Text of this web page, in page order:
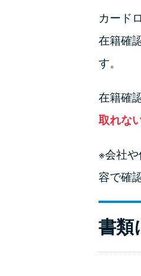
カード
在籍確
す。
在籍確
取れな
※会社
容で確
書類